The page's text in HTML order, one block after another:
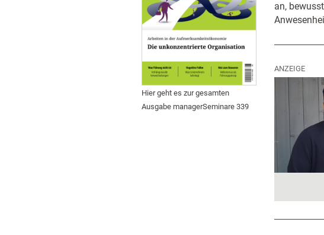
Hier geht es zur gesamten
Ausgabe managerSeminare 339
an,
ANZEIGE